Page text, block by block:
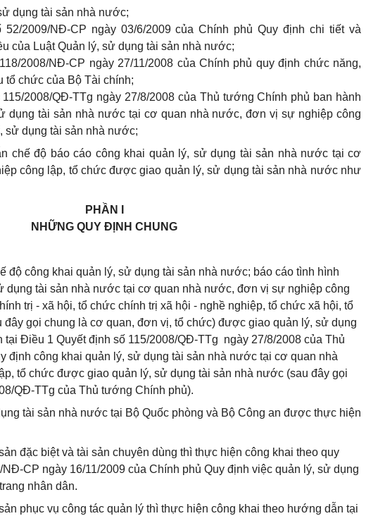
dụng tài sản nhà nước;
2009/NĐ-CP ngày 03/6/2009 của Chính phủ Quy định chi tiết và
của Luật Quản lý, sử dụng tài sản nhà nước;
2008/NĐ-CP ngày 27/11/2008 của Chính phủ quy định chức năng,
tổ chức của Bộ Tài chính;
2008/QĐ-TTg ngày 27/8/2008 của Thủ tướng Chính phủ ban hành
dụng tài sản nhà nước tại cơ quan nhà nước, đơn vị sự nghiệp công
sử dụng tài sản nhà nước;
chế độ báo cáo công khai quản lý, sử dụng tài sản nhà nước tại cơ
công lập, tổ chức được giao quản lý, sử dụng tài sản nhà nước như
PHẦN I
NHỮNG QUY ĐỊNH CHUNG
độ công khai quản lý, sử dụng tài sản nhà nước; báo cáo tình hình
dụng tài sản nhà nước tại cơ quan nhà nước, đơn vị sự nghiệp công
trị - xã hội, tổ chức chính trị xã hội - nghề nghiệp, tổ chức xã hội, tổ
đây gọi chung là cơ quan, đơn vị, tổ chức) được giao quản lý, sử dụng
Điều 1 Quyết định số 115/2008/QĐ-TTg ngày 27/8/2008 của Thủ
định công khai quản lý, sử dụng tài sản nhà nước tại cơ quan nhà
tổ chức được giao quản lý, sử dụng tài sản nhà nước (sau đây gọi
QĐ-TTg của Thủ tướng Chính phủ).
tài sản nhà nước tại Bộ Quốc phòng và Bộ Công an được thực hiện
đặc biệt và tài sản chuyên dùng thì thực hiện công khai theo quy
CP ngày 16/11/2009 của Chính phủ Quy định việc quản lý, sử dụng
nhân dân.
phục vụ công tác quản lý thì thực hiện công khai theo hướng dẫn tại